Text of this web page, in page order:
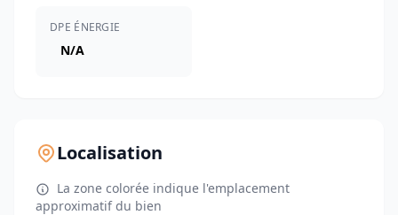
DPE ÉNERGIE
N/A
Localisation
La zone colorée indique l'emplacement
approximatif du bien